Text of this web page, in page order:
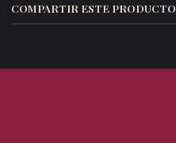
COMPARTIR ESTE PRODUCTO